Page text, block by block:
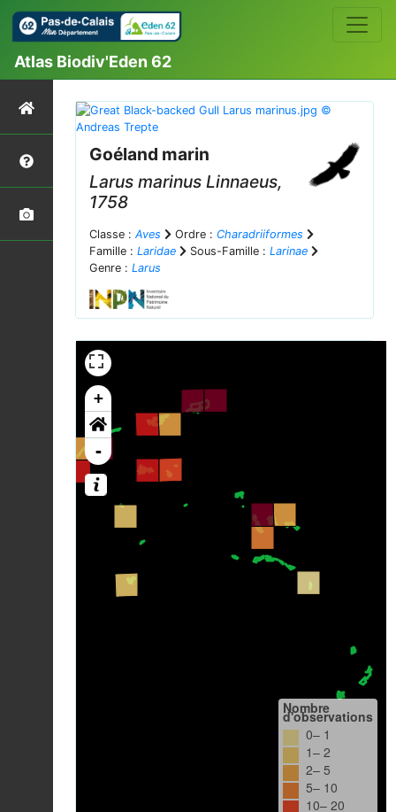
Atlas Biodiv'Eden 62
Goéland marin
Larus marinus Linnaeus,
1758
Classe : Aves Ordre : Charadriiformes
Famille : Laridae Sous-Famille : Larinae
Genre : Larus
+
-
Nombre
d'observations
0– 1
1– 2
2– 5
5– 10
10– 20